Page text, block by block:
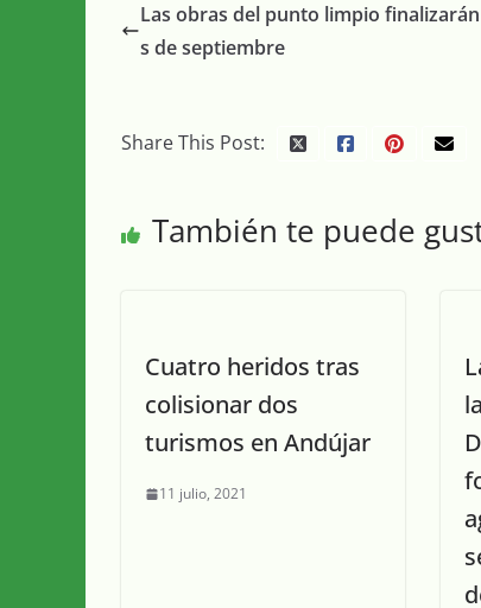
Las obras del punto limpio
s de septiembre
Share This Post:
También te puede
Cuatro heridos tras
colisionar dos
turismos en Andújar
11 julio, 2021